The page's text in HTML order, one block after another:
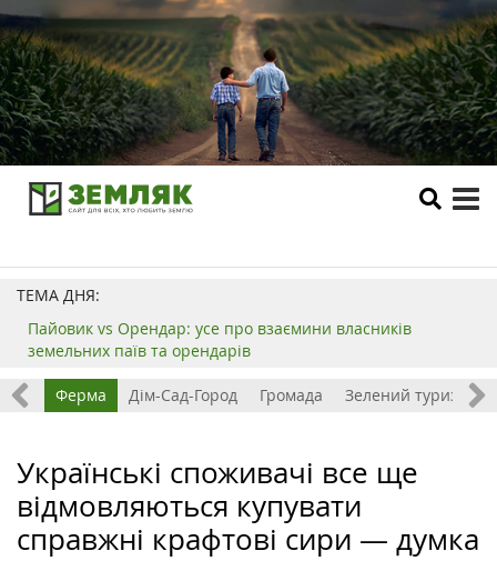
ТЕМА ДНЯ:
Пайовик vs Орендар: усе про взаємини власників
земельних паїв та орендарів
Ферма Дім-Сад-Город Громада Зелений туризм
Українські споживачі все ще
відмовляються купувати
справжні крафтові сири — думка